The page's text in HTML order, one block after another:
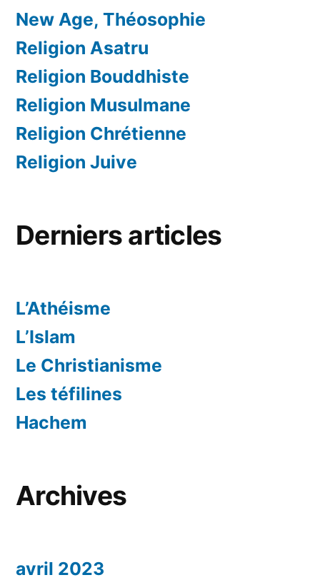
New Age, Théosophie
Religion Asatru
Religion Bouddhiste
Religion Musulmane
Religion Chrétienne
Religion Juive
Derniers articles
L’Athéisme
L’Islam
Le Christianisme
Les téfilines
Hachem
Archives
avril 2023